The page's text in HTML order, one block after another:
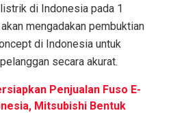
di Indonesia pada 1
mengadakan pembuktian
di Indonesia untuk
secara akurat.
Penjualan Fuso E-
Mitsubishi Bentuk